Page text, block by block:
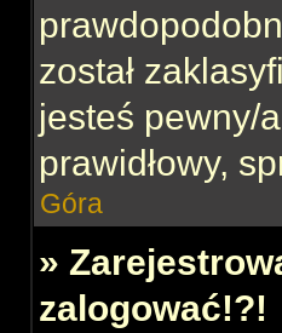
został
jesteś pewny/
prawidłowy,
Góra
»
zalogować!?!